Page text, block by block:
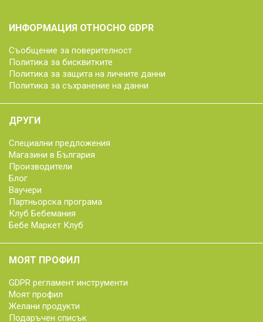
ИНФОРМАЦИЯ ОТНОСНО GDPR
Съобщение за поверителност
Политика за бисквитките
Политика за защита на личните данни
Политика за съхранение на данни
ДРУГИ
Специални предложения
Магазини в България
Производители
Блог
Ваучери
Партньорска програма
Клуб Бебемания
Бебе Маркет Клуб
МОЯТ ПРОФИЛ
GDPR регламент инструменти
Моят профил
Желани продукти
Подаръчен списък